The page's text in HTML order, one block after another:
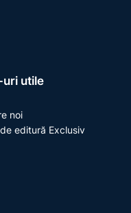
utile
noi
editură Exclusiv